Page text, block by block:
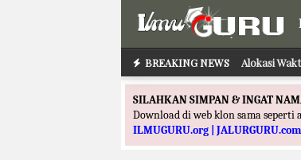
BREAKING NEWS Alokasi
SILAHKAN SIMPAN & INGAT
Download di web klon sama
ILMUGURU.org | JALURGURU.com